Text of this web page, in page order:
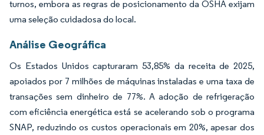
turnos, embora as regras de posicionamento da OSHA exijam
uma seleção cuidadosa do local.
Análise Geográfica
Os Estados Unidos capturaram 53,85% da receita de 2025,
apoiados por 7 milhões de máquinas instaladas e uma taxa de
transações sem dinheiro de 77%. A adoção de refrigeração
com eficiência energética está se acelerando sob o programa
SNAP, reduzindo os custos operacionais em 20%, apesar dos